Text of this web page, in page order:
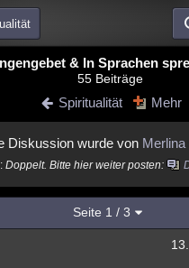
Blogs
Wissenschaft Politik
Verschwörungen Technologie
& In Sprachen
55 Beiträge
Spiritualität Mehr
Diskussion wurde von Merlina
Doppelt. Bitte hier weiter posten:
Seite 1 / 3